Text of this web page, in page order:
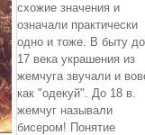
схожие значения и
означали практически
одно и тоже. В быту до
17 века украшения из
жемчуга звучали и
как "одекуй". До 18 в.
жемчуг называли
бисером! Понятие